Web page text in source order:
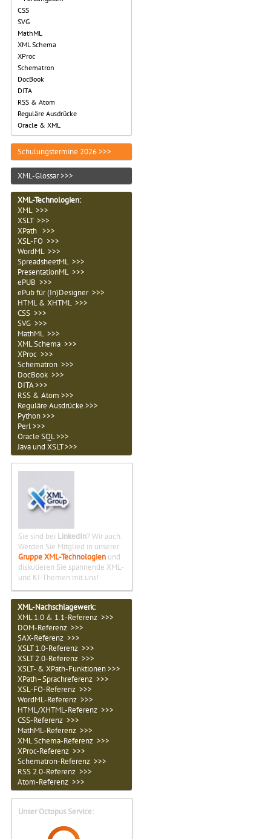
CSS
SVG
MathML
XML Schema
XProc
Schematron
DocBook
DITA
RSS & Atom
Reguläre Ausdrücke
Oracle & XML
Schulungstermine 2026 >>>
XML-Glossar >>>
XML-Technologien:
XML >>>
XSLT >>>
XPath >>>
XSL-FO >>>
WordML >>>
SpreadsheetML >>>
PresentationML >>>
ePUB >>>
ePub für (In)Designer >>>
HTML & XHTML >>>
CSS >>>
SVG >>>
MathML >>>
XML Schema >>>
XProc >>>
Schematron >>>
DocBook >>>
DITA >>>
RSS & Atom >>>
Reguläre Ausdrücke >>>
Python >>>
Perl >>>
Oracle SQL >>>
Java und XSLT >>>
Sie sind bei LinkedIn? Wir auch.
Werden Sie Mitglied in unserer
Gruppe XML-Technologien und
diskutieren Sie spannende XML-
und KI-Themen mit uns!
XML-Nachschlagewerk:
XML 1.0 & 1.1-Referenz >>>
DOM-Referenz >>>
SAX-Referenz >>>
XSLT 1.0-Referenz >>>
XSLT 2.0-Referenz >>>
XSLT- & XPath-Funktionen >>>
XPath–Sprachreferenz >>>
XSL-FO-Referenz >>>
WordML-Referenz >>>
HTML/XHTML-Referenz >>>
CSS-Referenz >>>
MathML-Referenz >>>
XML Schema-Referenz >>>
XProc-Referenz >>>
Schematron-Referenz >>>
RSS 2.0-Referenz >>>
Atom-Referenz >>>
Unser Octopus Service: